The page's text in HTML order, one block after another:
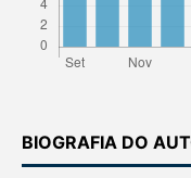
BIOGRAFIA DO